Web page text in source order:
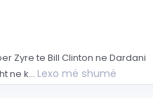
Zyre te Bill Clinton ne Dardani
ne k... Lexo më shumë